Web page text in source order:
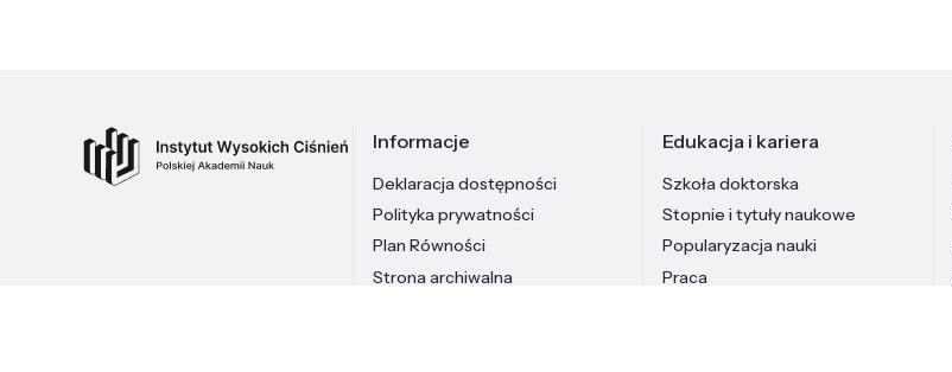
Informacje
Deklaracja dostępności
Polityka prywatności
Plan Równości
Strona archiwalna
Edukacja i kariera
Szkoła doktorska
Stopnie i tytuły naukowe
Popularyzacja nauki
Praca